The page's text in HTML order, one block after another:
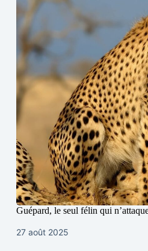
Guépard, le seul félin qui
27 août 2025